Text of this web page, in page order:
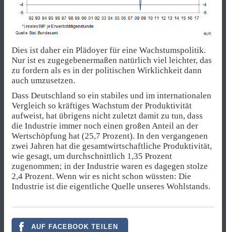
Dies ist daher ein Plädoyer für eine Wachstumspolitik.
Nur ist es zugegebenermaßen natürlich viel leichter, das
zu fordern als es in der politischen Wirklichkeit dann
auch umzusetzen.
Dass Deutschland so ein stabiles und im internationalen
Vergleich so kräftiges Wachstum der Produktivität
aufweist, hat übrigens nicht zuletzt damit zu tun, dass
die Industrie immer noch einen großen Anteil an der
Wertschöpfung hat (25,7 Prozent). In den vergangenen
zwei Jahren hat die gesamtwirtschaftliche Produktivität,
wie gesagt, um durchschnittlich 1,35 Prozent
zugenommen; in der Industrie waren es dagegen stolze
2,4 Prozent. Wenn wir es nicht schon wüssten: Die
Industrie ist die eigentliche Quelle unseres Wohlstands.
AUF FACEBOOK TEILEN